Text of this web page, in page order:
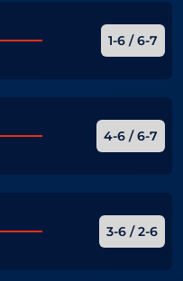
1-6 / 6-7
4-6 / 6-7
3-6 / 2-6